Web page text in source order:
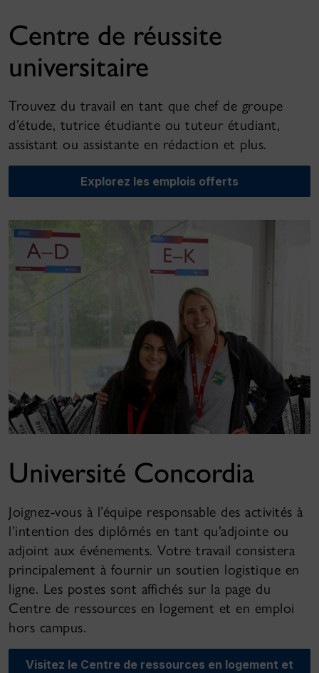
Centre de réussite
universitaire
Trouvez du travail en tant que chef de groupe
d’étude, tutrice étudiante ou tuteur étudiant,
assistant ou assistante en rédaction et plus.
Explorez les emplois offerts
Université Concordia
Joignez-vous à l’équipe responsable des activités à
l’intention des diplômés en tant qu’adjointe ou
adjoint aux événements. Votre travail consistera
principalement à fournir un soutien logistique en
ligne. Les postes sont affichés sur la page du
Centre de ressources en logement et en emploi
hors campus.
Visitez le Centre de ressources en logement et